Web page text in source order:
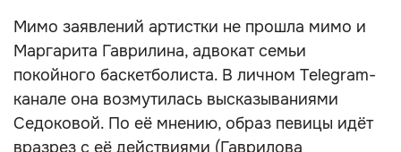
Мимо заявлений артистки не прошла мимо и
Маргарита Гаврилина, адвокат семьи
покойного баскетболиста. В личном Telegram-
канале она возмутилась высказываниями
Седоковой. По её мнению, образ певицы идёт
вразрез с её действиями (Гаврилова